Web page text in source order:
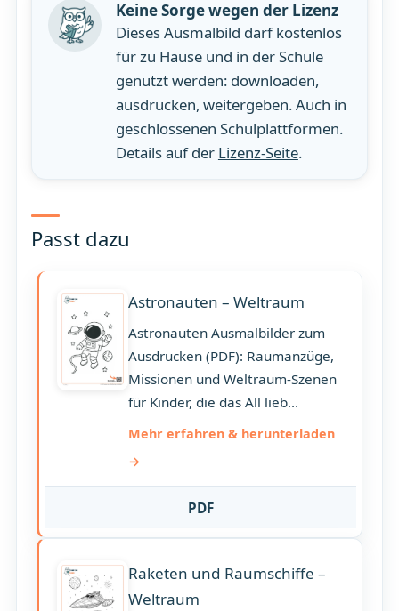
Keine Sorge wegen der Lizenz
Dieses Ausmalbild darf kostenlos
für zu Hause und in der Schule
genutzt werden: downloaden,
ausdrucken, weitergeben. Auch in
geschlossenen Schulplattformen.
Details auf der Lizenz-Seite.
Passt dazu
Astronauten – Weltraum
Astronauten Ausmalbilder zum
Ausdrucken (PDF): Raumanzüge,
Missionen und Weltraum-Szenen
für Kinder, die das All lieb...
Mehr erfahren & herunterladen
PDF
Raketen und Raumschiffe –
Weltraum